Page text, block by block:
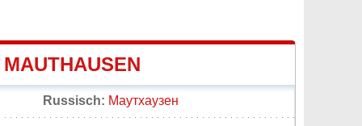
Russisch: Маутхаузен